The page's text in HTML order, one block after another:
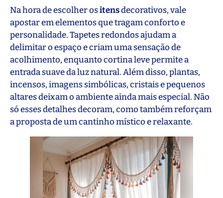
Na hora de escolher ositensdecorativos, vale
apostar em elementos que tragam conforto e
personalidade. Tapetes redondos ajudam a
delimitar o espaço e criam uma sensação de
acolhimento, enquanto cortina leve permite a
entrada suave da luz natural. Além disso, plantas,
incensos, imagens simbólicas, cristais e pequenos
altares deixam o ambiente ainda mais especial. Não
só esses detalhes decoram, como também reforçam
a proposta de um cantinho místico e relaxante.